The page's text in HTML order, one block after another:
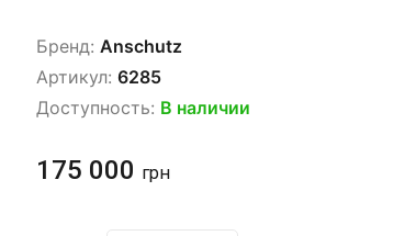
Бренд: Anschutz
Артикул: 6285
Доступность: В наличии
175 000 грн